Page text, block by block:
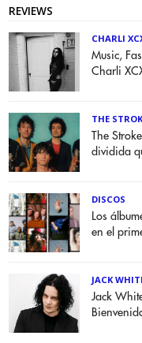
REVIEWS
CHARLI
Music,
Charli
THE
The
dividida
DISCOS
Los
en el
JACK
Jack